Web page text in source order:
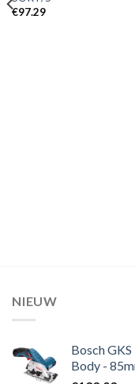
€97.29
NIEUW
Bosch
Body -